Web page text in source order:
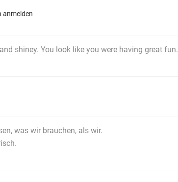
anmelden
shiney. You look like you were having great fun.
was wir brauchen, als wir.